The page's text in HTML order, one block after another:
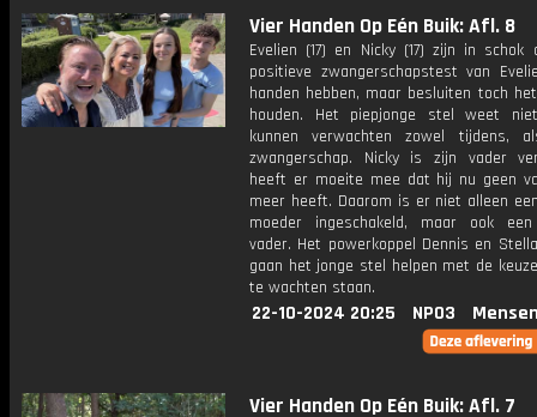
Vier Handen Op Eén Buik: Afl. 8
Evelien (17) en Nicky (17) zijn in
positieve zwangerschapstest van
handen hebben, maar besluiten toch
houden. Het piepjonge stel weet
kunnen verwachten zowel tijdens,
zwangerschap. Nicky is zijn vader
heeft er moeite mee dat hij nu geen
meer heeft. Daarom is er niet alleen
moeder ingeschakeld, maar ook een
vader. Het powerkoppel Dennis en
gaan het jonge stel helpen met de
te wachten staan.
22-10-2024 20:25 NPO3
Vier Handen Op Eén Buik: Afl. 7